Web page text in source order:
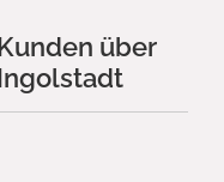
über